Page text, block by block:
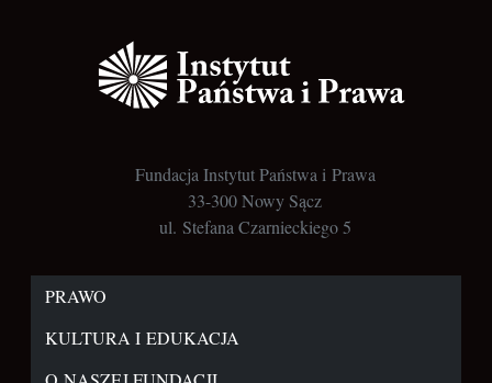
Fundacja Instytut Państwa i Prawa
33-300 Nowy Sącz
ul. Stefana Czarnieckiego 5
PRAWO
KULTURA I EDUKACJA